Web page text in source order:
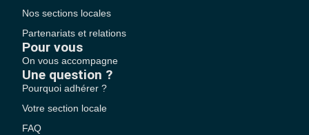
Nos sections locales
Partenariats et relations
Pour vous
On vous accompagne
Une question ?
Pourquoi adhérer ?
Votre section locale
FAQ